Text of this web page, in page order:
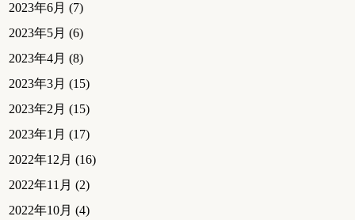
2023年6月 (7)
2023年5月 (6)
2023年4月 (8)
2023年3月 (15)
2023年2月 (15)
2023年1月 (17)
2022年12月 (16)
2022年11月 (2)
2022年10月 (4)